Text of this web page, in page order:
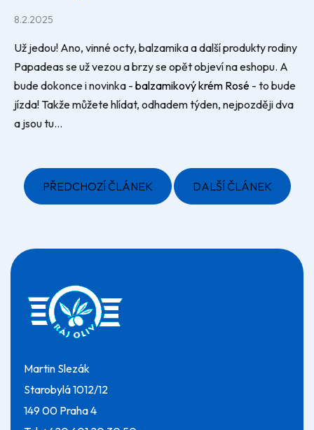
8.2.2025
Už jedou! Ano, vinné octy, balzamika a další produkty rodiny
Papadeas se už vezou a brzy se opět objeví na eshopu. A
bude dokonce i novinka - balzamikový krém Rosé - to bude
jízda! Takže můžete hlídat, odhadem týden, nejpozději dva
a jsou tu...
PŘEDCHOZÍ ČLÁNEK DALŠÍ ČLÁNEK
Z
á
Martin Slezák
Starobylá 1012/12
149 00 Praha 4